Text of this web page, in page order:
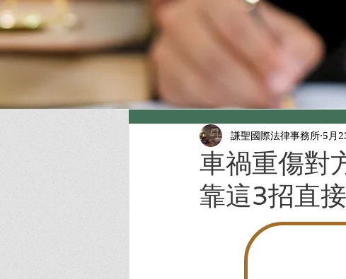
車禍重傷對
靠這3招直
謙聖國際法律事務所 5月